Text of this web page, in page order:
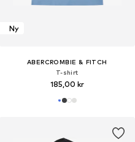
Ny
ABERCROMBIE & FITCH
T-shirt
185,00 kr